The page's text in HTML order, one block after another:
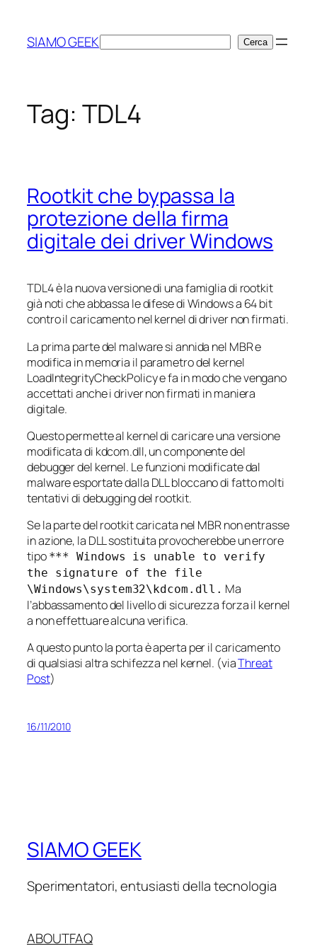
contenuto
SIAMO GEEKCerca Cerca
Tag: TDL4
Rootkit che bypassa la
protezione della firma
digitale dei driver Windows
TDL4 è la nuova versione di una famiglia di rootkit
già noti che abbassa le difese di Windows a 64 bit
contro il caricamento nel kernel di driver non firmati.
La prima parte del malware si annida nel MBR e
modifica in memoria il parametro del kernel
LoadIntegrityCheckPolicy e fa in modo che vengano
accettati anche i driver non firmati in maniera
digitale.
Questo permette al kernel di caricare una versione
modificata di kdcom.dll, un componente del
debugger del kernel. Le funzioni modificate dal
malware esportate dalla DLL bloccano di fatto molti
tentativi di debugging del rootkit.
Se la parte del rootkit caricata nel MBR non entrasse
in azione, la DLL sostituita provocherebbe un errore
tipo *** Windows is unable to verify
the signature of the file
\Windows\system32\kdcom.dll. Ma
l’abbassamento del livello di sicurezza forza il kernel
a non effettuare alcuna verifica.
A questo punto la porta è aperta per il caricamento
di qualsiasi altra schifezza nel kernel. (viaThreat
Post)
16/11/2010
SIAMO GEEK
Sperimentatori, entusiasti della tecnologia
ABOUTFAQ